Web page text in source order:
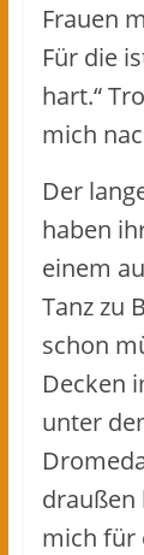
Frauen
Für die
hart.“
mich
Der
haben
einem
Tanz zu
schon
Decken
unter
draußen
mich für